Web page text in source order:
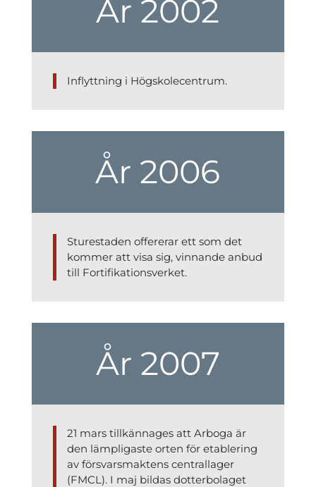
Inflyttning i Högskolecentrum.
År 2002
Sturestaden offererar ett som det
kommer att visa sig, vinnande anbud
till Fortifikationsverket.
År 2006
21 mars tillkännages att Arboga är
den lämpligaste orten för etablering
av försvarsmaktens centrallager
(FMCL). I maj bildas dotterbolaget
År 2007